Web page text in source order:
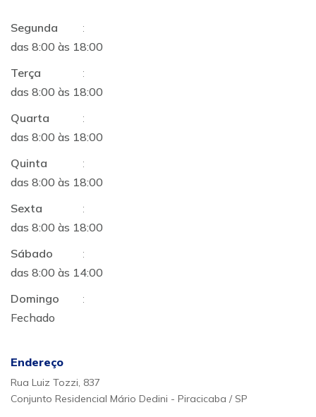
Segunda
:
das 8:00 às 18:00
Terça
:
das 8:00 às 18:00
Quarta
:
das 8:00 às 18:00
Quinta
:
das 8:00 às 18:00
Sexta
:
das 8:00 às 18:00
Sábado
:
das 8:00 às 14:00
Domingo
:
Fechado
Endereço
Rua Luiz Tozzi, 837
Conjunto Residencial Mário Dedini - Piracicaba / SP